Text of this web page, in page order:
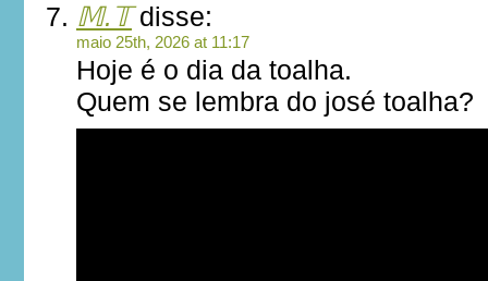
𝕄.𝕋disse:
maio 25th, 2026 at 11:17
Hoje é o dia da toalha.
Quem se lembra do josé toalha?